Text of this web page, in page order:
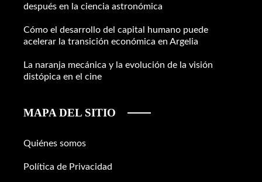
después en la ciencia astronómica
Cómo el desarrollo del capital humano puede
acelerar la transición económica en Argelia
La naranja mecánica y la evolución de la visión
distópica en el cine
MAPA DEL SITIO
Quiénes somos
Política de Privacidad